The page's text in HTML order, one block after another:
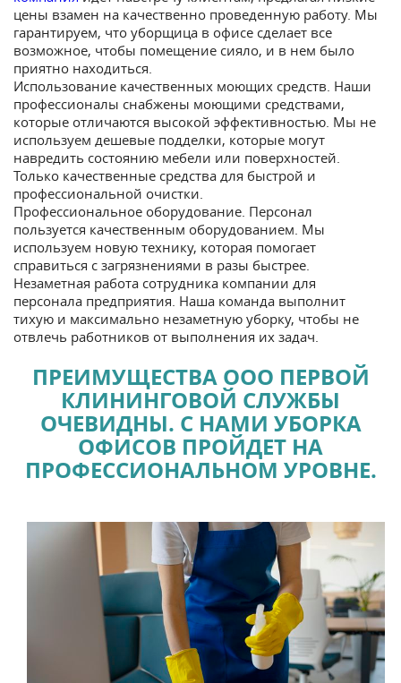
цены взамен на качественно проведенную работу. Мы
гарантируем, что уборщица в офисе сделает все
возможное, чтобы помещение сияло, и в нем было
приятно находиться.
Использование качественных моющих средств. Наши
профессионалы снабжены моющими средствами,
которые отличаются высокой эффективностью. Мы не
используем дешевые подделки, которые могут
навредить состоянию мебели или поверхностей.
Только качественные средства для быстрой и
профессиональной очистки.
Профессиональное оборудование. Персонал
пользуется качественным оборудованием. Мы
используем новую технику, которая помогает
справиться с загрязнениями в разы быстрее.
Незаметная работа сотрудника компании для
персонала предприятия. Наша команда выполнит
тихую и максимально незаметную уборку, чтобы не
отвлечь работников от выполнения их задач.
ПРЕИМУЩЕСТВА ООО ПЕРВОЙ
КЛИНИНГОВОЙ СЛУЖБЫ
ОЧЕВИДНЫ. С НАМИ УБОРКА
ОФИСОВ ПРОЙДЕТ НА
ПРОФЕССИОНАЛЬНОМ УРОВНЕ.